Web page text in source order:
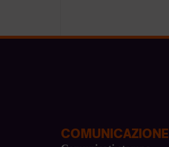
COMUNICAZIONE